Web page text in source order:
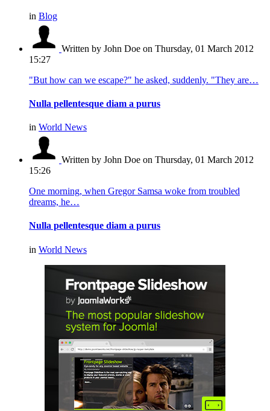
in Blog
Written by John Doe on Thursday, 01 March 2012
15:27
"But how can we escape?" he asked, suddenly. "They are…
Nulla pellentesque diam a purus
in World News
Written by John Doe on Thursday, 01 March 2012
15:26
One morning, when Gregor Samsa woke from troubled
dreams, he…
Nulla pellentesque diam a purus
in World News